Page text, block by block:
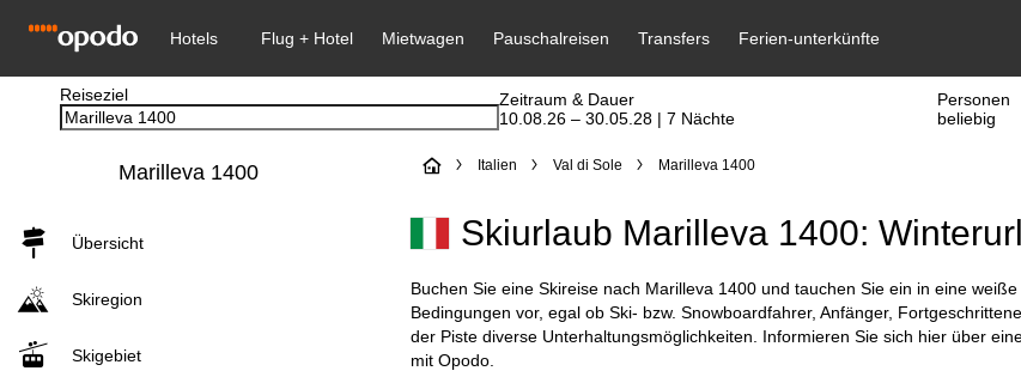
Reiseziel
Zeitraum & Dauer
10.08.26 – 30.05.28 | 7 Nächte
Personen
beliebig
Marilleva 1400
Übersicht
Skiregion
Skigebiet
S
t
r
t
Italien Val di Sole Marilleva 1400
Skiurlaub Marilleva 1400:
Buchen Sie eine Skireise nach Marilleva 1400 und tauchen Sie ein in eine
Bedingungen vor, egal ob Ski- bzw. Snowboardfahrer, Anfänger,
der Piste diverse Unterhaltungsmöglichkeiten. Informieren Sie sich hier über
mit Opodo.